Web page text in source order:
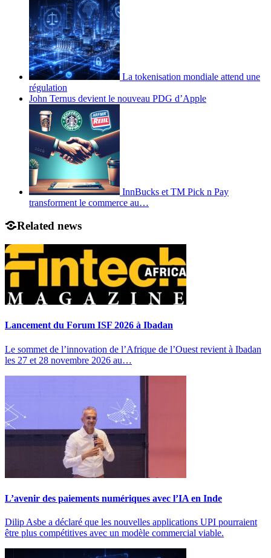
La tokenisation mondiale attend une
régulation
John Ternus devient le nouveau PDG d’Apple
InnBucks et TM Pick n Pay
transforment le commerce au…
Related news
Lancement du Forum ISF 2026 à Ibadan
Le sommet de l’innovation de l’Afrique de l’Ouest revient à Ibadan
les 27 et 28 novembre 2026 au…
L’avenir des paiements numériques avec l’IA en Inde
Dilip Asbe a déclaré que les nouvelles applications UPI pourraient
être plus compétitives avec un modèle commercial viable.